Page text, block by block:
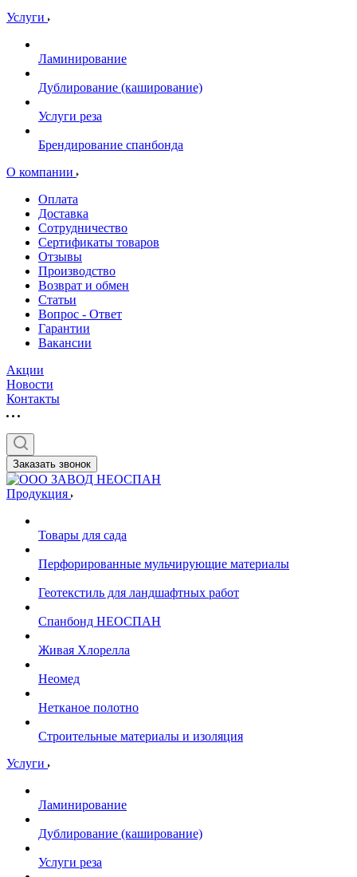
Услуги
Ламинирование
Дублирование (каширование)
Услуги реза
Брендирование спанбонда
О компании
Оплата
Доставка
Сотрудничество
Сертификаты товаров
Отзывы
Производство
Возврат и обмен
Статьи
Вопрос - Ответ
Гарантии
Вакансии
Акции
Новости
Контакты
Заказать звонок
Продукция
Товары для сада
Перфорированные мульчирующие материалы
Геотекстиль для ландшафтных работ
Спанбонд НЕОСПАН
Живая Хлорелла
Нeомед
Нетканое полотно
Строительные материалы и изоляция
Услуги
Ламинирование
Дублирование (каширование)
Услуги реза